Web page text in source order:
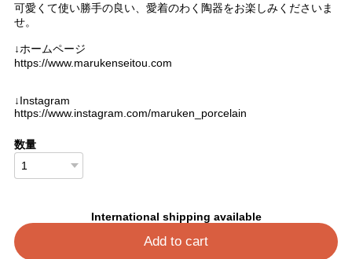
可愛くて使い勝手の良い、愛着のわく陶器をお楽しみくださいま
せ。
↓ホームページ
https://www.marukenseitou.com
↓Instagram
https://www.instagram.com/maruken_porcelain
数量
International shipping available
Add to cart